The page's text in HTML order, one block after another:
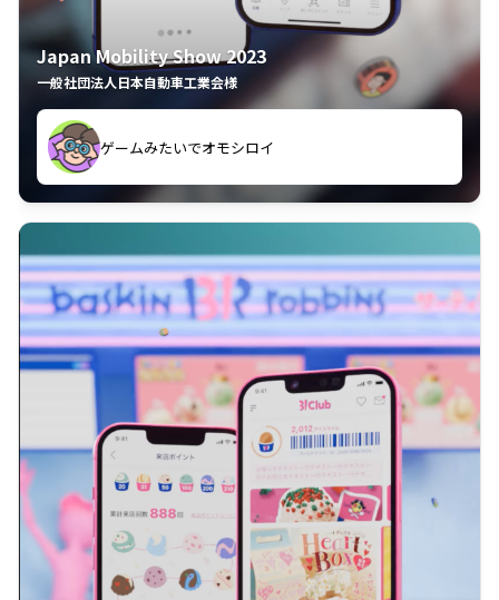
Japan Mobility Show 2023
一般社団法人日本自動車工業会様
ゲームみたいでオモシロイ
久々のモーターショーがアプリでもっと楽しめました